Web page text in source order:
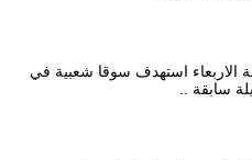
في تفجير سيارة مفخخة الاربعاء استهدف سوقا شعبية في
سابقة ..